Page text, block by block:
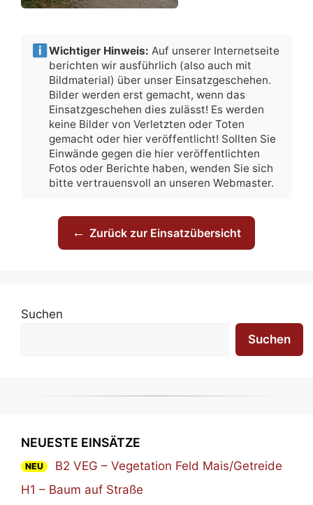
Wichtiger Hinweis: Auf unserer Internetseite
berichten wir ausführlich (also auch mit
Bildmaterial) über unser Einsatzgeschehen.
Bilder werden erst gemacht, wenn das
Einsatzgeschehen dies zulässt! Es werden
keine Bilder von Verletzten oder Toten
gemacht oder hier veröffentlicht! Sollten Sie
Einwände gegen die hier veröffentlichten
Fotos oder Berichte haben, wenden Sie sich
bitte vertrauensvoll an unseren Webmaster.
← Zurück zur Einsatzübersicht
Suchen
Suchen
NEUESTE EINSÄTZE
NEU
B2 VEG – Vegetation Feld Mais/Getreide
H1 – Baum auf Straße